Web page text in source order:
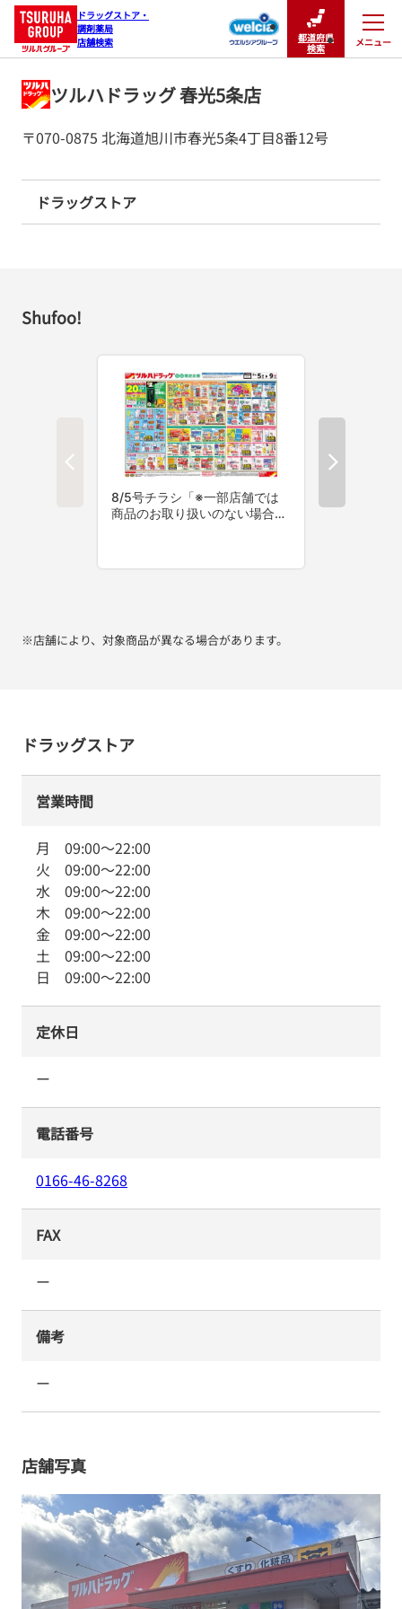
ドラッグストア・
調剤薬局
店舗検索
都道府県
検索
メニュー
閉じる
ツルハドラッグ 春光5条店
〒070-0875 北海道旭川市春光5条4丁目8番12号
ドラッグストア
Shufoo!
※店舗により、対象商品が異なる場合があります。
ドラッグストア
営業時間
月 09:00～22:00
火 09:00～22:00
水 09:00～22:00
木 09:00～22:00
金 09:00～22:00
土 09:00～22:00
日 09:00～22:00
定休日
ー
電話番号
0166-46-8268
FAX
ー
備考
ー
店舗写真